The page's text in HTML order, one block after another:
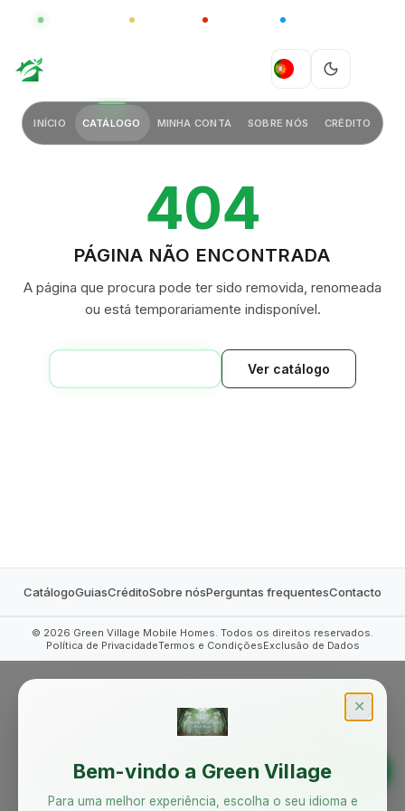
GLOBAL CHINA
PT
INÍCIO CATÁLOGO MINHA CONTA SOBRE NÓS CRÉDITO
404
PÁGINA NÃO ENCONTRADA
A página que procura pode ter sido removida, renomeada
ou está temporariamente indisponível.
Ver catálogo
CatálogoGuiasCréditoSobre nósPerguntas frequentesContacto
© 2026 Green Village Mobile Homes. Todos os direitos reservados.
Política de PrivacidadeTermos e CondiçõesExclusão de Dados
✕
Bem-vindo a Green Village
Para uma melhor experiência, escolha o seu idioma e